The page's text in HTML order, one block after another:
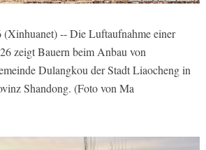
-- Die Luftaufnahme einer
zeigt Bauern beim Anbau von
Dulangkou der Stadt Liaocheng in
Shandong. (Foto von Ma